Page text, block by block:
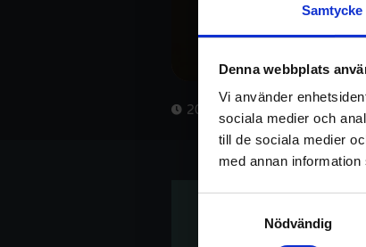
Samtycke
Denna webbplats
Vi använder
sociala medier och
till de sociala medier
med annan
Nödvändig
20 min